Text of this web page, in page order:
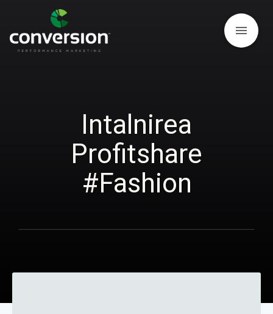
menu
Intalnirea
Profitshare
#Fashion